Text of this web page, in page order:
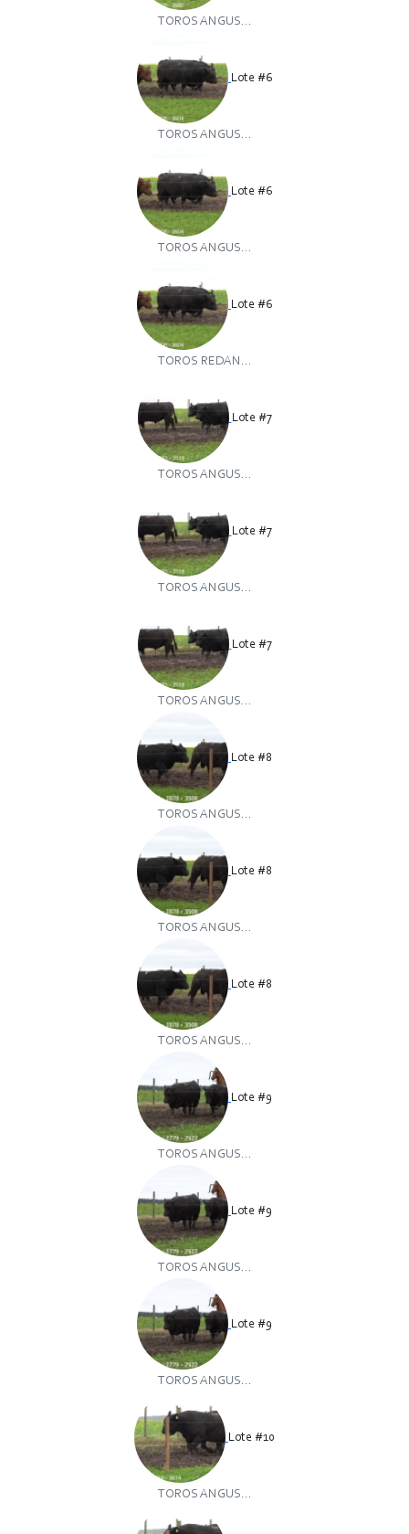
TOROS ANGUS...
Lote #6
TOROS ANGUS...
Lote #6
TOROS ANGUS...
Lote #6
TOROS REDAN...
Lote #7
TOROS ANGUS...
Lote #7
TOROS ANGUS...
Lote #7
TOROS ANGUS...
Lote #8
TOROS ANGUS...
Lote #8
TOROS ANGUS...
Lote #8
TOROS ANGUS...
Lote #9
TOROS ANGUS...
Lote #9
TOROS ANGUS...
Lote #9
TOROS ANGUS...
Lote #10
TOROS ANGUS...